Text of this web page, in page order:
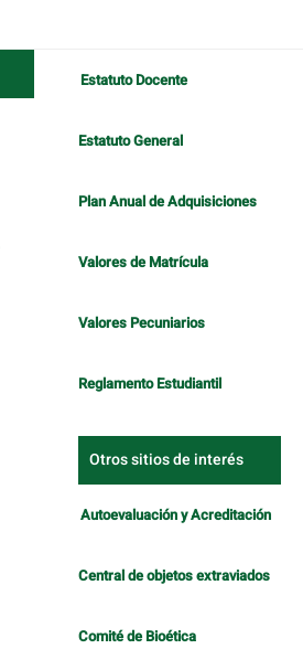
Estatuto Docente
Estatuto General
Plan Anual de Adquisiciones
Valores de Matrícula
Valores Pecuniarios
Reglamento Estudiantil
Otros sitios de interés
Autoevaluación y Acreditación
Central de objetos extraviados
Comité de Bioética